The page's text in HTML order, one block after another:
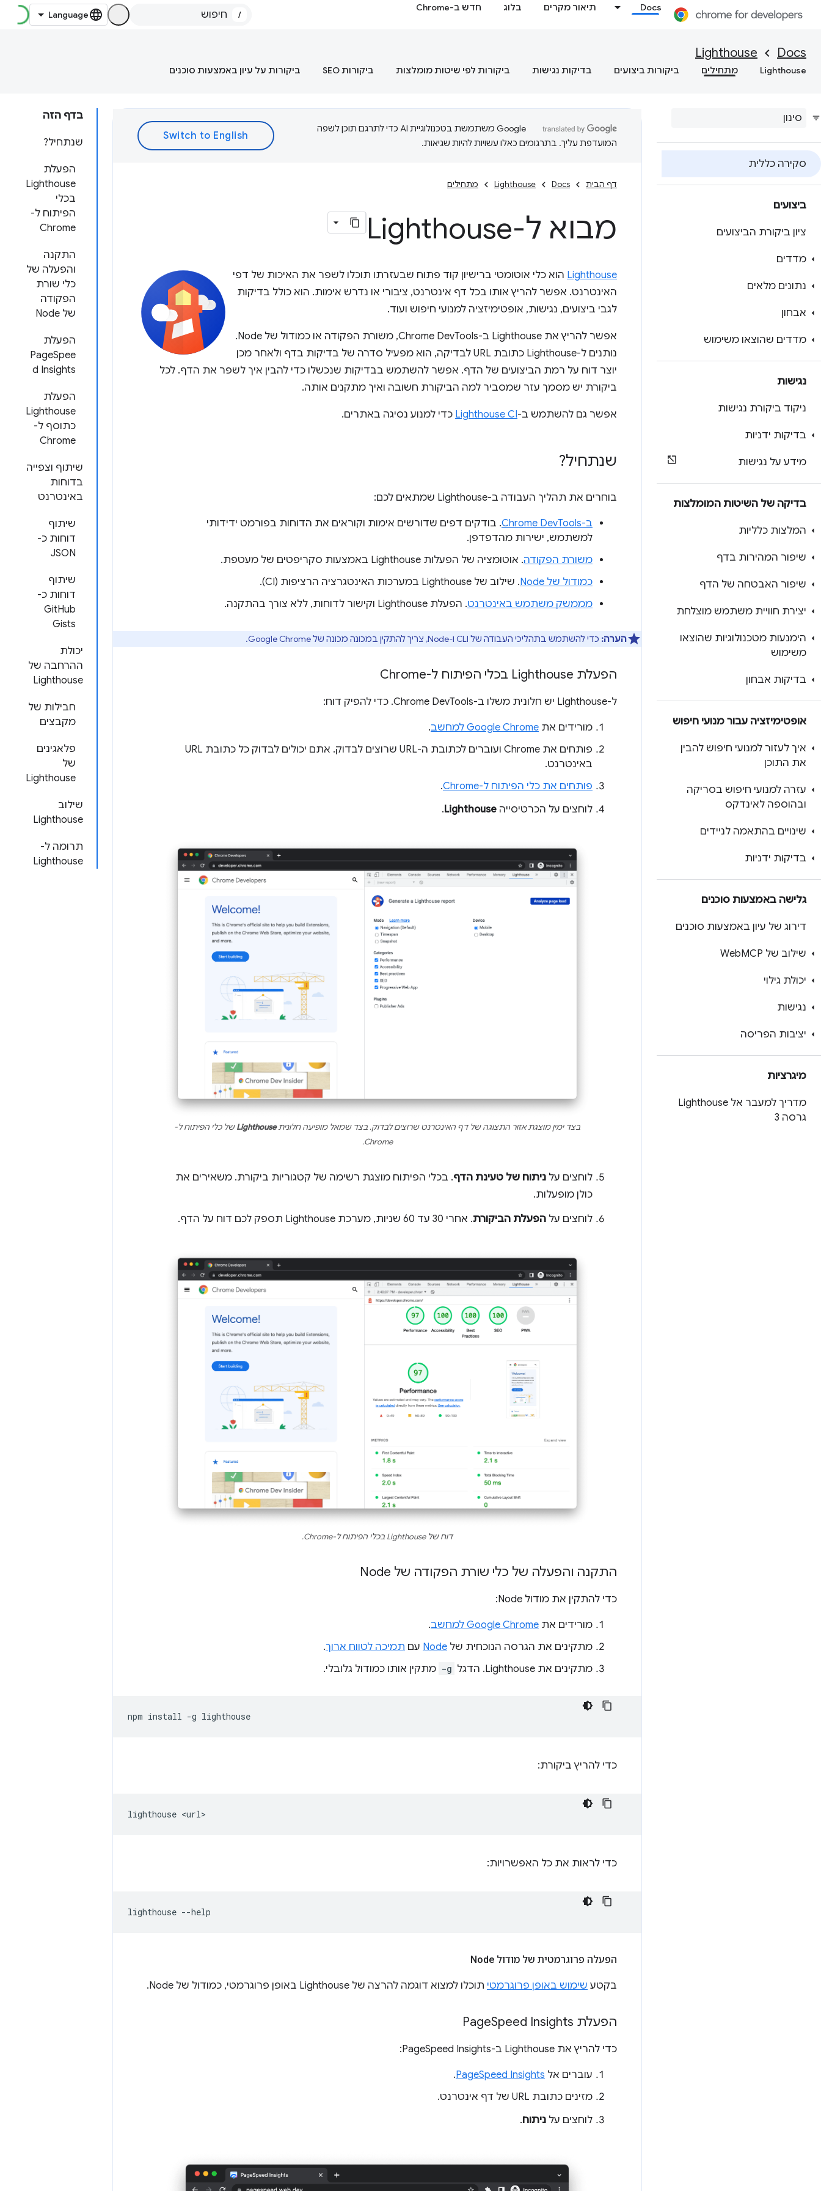
Docs תיאור מקרים בלוג חדש ב-Chrome
/
Docs
Lighthouse
Lighthouse מתחילים ביקורות ביצועים בדיקות נגישות ביקורות לפי שיטות מומלצות ביקורות SEO ביקורות על עיון באמצעות סוכנים
סקירה כללית
ביצועים
ציון ביקורת הביצועים
מדדים
נתונים מלאים
אבחון
מדדים שהוצאו משימוש
נגישות
ניקוד ביקורת נגישות
בדיקות ידניות
מידע על נגישות
בדיקה של השיטות המומלצות
המלצות כלליות
שיפור המהירות בדף
שיפור האבטחה של הדף
יצירת חוויית משתמש מוצלחת
הימנעות מטכנולוגיות שהוצאו
משימוש
בדיקות אבחון
אופטימיזציה עבור מנועי חיפוש
איך לעזור למנועי חיפוש להבין
את התוכן
עזרה למנועי חיפוש בסריקה
ובהוספה לאינדקס
שינויים בהתאמה לניידים
בדיקות ידניות
גלישה באמצעות סוכנים
דירוג של עיון באמצעות סוכנים
שילוב של Web MCP
יכולת גילוי
נגישות
יציבות הפריסה
מיגרציות
מדריך למעבר אל Lighthouse
גרסה 3
בדף הזה
שנתחיל?
הפעלת
Lighthouse
בכלי
הפיתוח ל-
Chrome
התקנה
והפעלה של
כלי שורת
הפקודה
של Node
הפעלת
PageSpee
d Insights
הפעלת
Lighthouse
כתוסף ל-
Chrome
שיתוף וצפייה
בדוחות
באינטרנט
שיתוף
דוחות כ-
JSON
שיתוף
דוחות כ-
GitHub
Gists
יכולת
ההרחבה של
Lighthouse
חבילות של
מקבצים
פלאגינים
של
Lighthouse
שילוב
Lighthouse
תרומה ל-
Lighthouse
‫Google משתמשת בטכנולוגיית AI כדי לתרגם תוכן לשפה
המועדפת עליך. בתרגומים כאלו עשויות להיות שגיאות.
דף הבית Docs
Lighthouse מתחילים
מבוא ל-Lighthouse
Lighthouse הוא כלי אוטומטי ברישיון קוד פתוח שבעזרתו תוכלו לשפר את האיכות של דפי
האינטרנט. אפשר להריץ אותו בכל דף אינטרנט, ציבורי או נדרש אימות. הוא כולל בדיקות
לגבי ביצועים, נגישות, אופטימיזציה למנועי חיפוש ועוד.
אפשר להריץ את Lighthouse ב-Chrome DevTools, משורת הפקודה או כמודול של Node.
נותנים ל-Lighthouse כתובת URL לבדיקה, הוא מפעיל סדרה של בדיקות בדף ולאחר מכן
יוצר דוח על רמת הביצועים של הדף. אפשר להשתמש בבדיקות שנכשלו כדי להבין איך לשפר את הדף. לכל
ביקורת יש מסמך עזר שמסביר למה הביקורת חשובה ואיך מתקנים אותה.
אפשר גם להשתמש ב-Lighthouse CI כדי למנוע נסיגה באתרים.
שנתחיל?
בוחרים את תהליך העבודה ב-Lighthouse שמתאים לכם:
ב-Chrome DevTools
. בודקים דפים שדורשים אימות וקוראים את הדוחות בפורמט ידידותי
למשתמש, ישירות מהדפדפן.
משורת הפקודה. אוטומציה של הפעלות Lighthouse באמצעות סקריפטים של מעטפת.
כמודול של Node
. שילוב של Lighthouse במערכות האינטגרציה הרציפות (CI).
מממשק משתמש באינטרנט. הפעלת Lighthouse וקישור לדוחות, ללא צורך בהתקנה.
הערה: כדי להשתמש בתהליכי העבודה של CLI ו-Node, צריך להתקין במכונה מכונה של Google Chrome.
הפעלת Lighthouse בכלי הפיתוח ל-Chrome
ל-Lighthouse יש חלונית משלו ב-Chrome DevTools. כדי להפיק דוח:
מורידים את Google Chrome למחשב
.
פותחים את Chrome ועוברים לכתובת ה-URL שרוצים לבדוק. אתם יכולים לבדוק כל כתובת URL
באינטרנט.
פותחים את כלי הפיתוח ל-Chrome
.
לוחצים על הכרטיסייה Lighthouse
.
בצד ימין מוצגת אזור התצוגה של דף האינטרנט שרוצים לבדוק. בצד שמאל מופיעה חלוניתLighthouseשל כלי הפיתוח ל-
Chrome.
לוחצים על ניתוח של טעינת הדף. בכלי הפיתוח מוצגת רשימה של קטגוריות ביקורת. משאירים את
כולן מופעלות.
לוחצים על הפעלת הביקורת. אחרי 30 עד 60 שניות, מערכת Lighthouse תספק לכם דוח על הדף.
דוח של Lighthouse בכלי הפיתוח ל-Chrome.
התקנה והפעלה של כלי שורת הפקודה של Node
כדי להתקין את מודול Node:
מורידים את Google Chrome למחשב
.
מתקינים את הגרסה הנוכחית של Node עם תמיכה לטווח ארוך.
מתקינים את Lighthouse. הדגל
-g מתקין אותו כמודול גלובלי.
npm install -g
כדי להריץ ביקורת:
lighthouse
כדי לראות את כל האפשרויות:
lighthouse
הפעלה פרוגרמטית של מודול Node
בקטע שימוש באופן פרוגרמטי תוכלו למצוא דוגמה להרצה של Lighthouse באופן פרוגרמטי, כמודול של Node.
הפעלת Page Speed Insights
כדי להריץ את Lighthouse ב-PageSpeed Insights:
עוברים אל PageSpeed Insights
.
מזינים כתובת URL של דף אינטרנט.
לוחצים על ניתוח.